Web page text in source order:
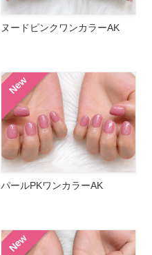
ヌードピンクワンカラーAK
New
パールPKワンカラーAK
New